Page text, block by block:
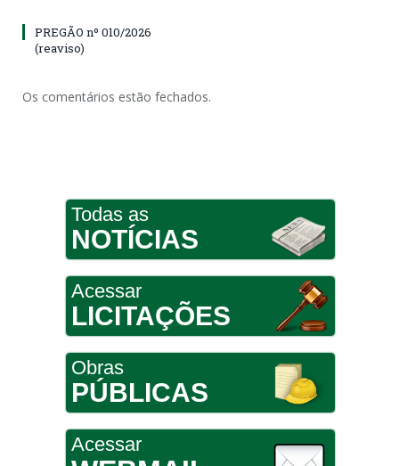
PREGÃO nº 010/2026
(reaviso)
Os comentários estão fechados.
Todas as
NOTÍCIAS
Acessar
LICITAÇÕES
Obras
PÚBLICAS
Acessar